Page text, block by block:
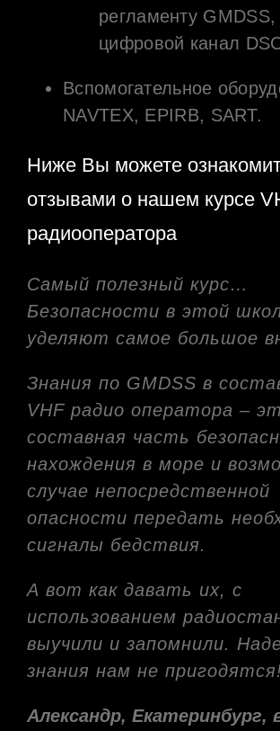
регламенту
цифровой канал
Вспомогательное
NAVTEX, EPIRB, SART.
Ниже Вы можете
отзывами о нашем курсе
радиооператора
Самый полезный курс…
Безопасности в этой
уделяют самое большое
Знания по GMDSS в
VHF радио оператора –
составная часть
нахождения в море и
случае непосредственной
опасности передать
сигналы бедствия.
А вот как давать их, с
использованием
выучили и запомнили.
знания нам не
Александр, Екатеринбург,